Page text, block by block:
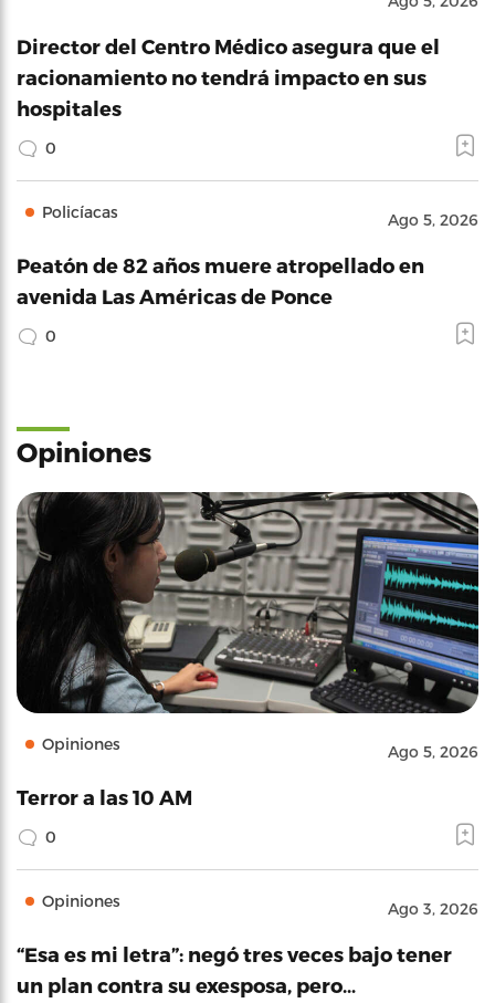
Director del Centro Médico asegura que el
racionamiento no tendrá impacto en sus
hospitales
0
Policíacas Ago 5, 2026
Peatón de 82 años muere atropellado en
avenida Las Américas de Ponce
0
Opiniones
Opiniones Ago 5, 2026
Terror a las 10 AM
0
Opiniones Ago 3, 2026
“Esa es mi letra”: negó tres veces bajo tener
un plan contra su exesposa, pero…